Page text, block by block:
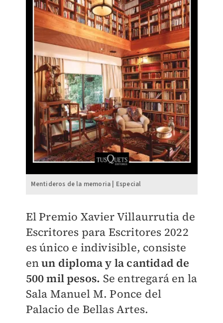
Mentideros de la memoria | Especial
El Premio Xavier Villaurrutia de
Escritores para Escritores 2022
es único e indivisible, consiste
enun diploma y la cantidad de
500 mil pesos. Se entregará en la
Sala Manuel M. Ponce del
Palacio de Bellas Artes.